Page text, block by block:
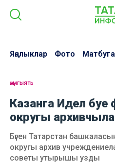
Яңалыклар Фото
җәмгыять
Казанга Идел буе
округы
Бүген Татарстан
округы архив
советы утырышы узды